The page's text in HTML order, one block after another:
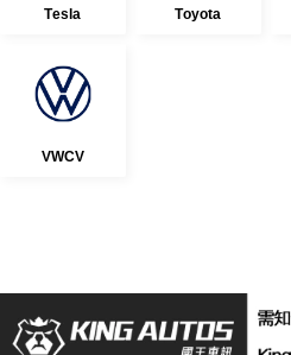
Tesla Toyota
VWCV